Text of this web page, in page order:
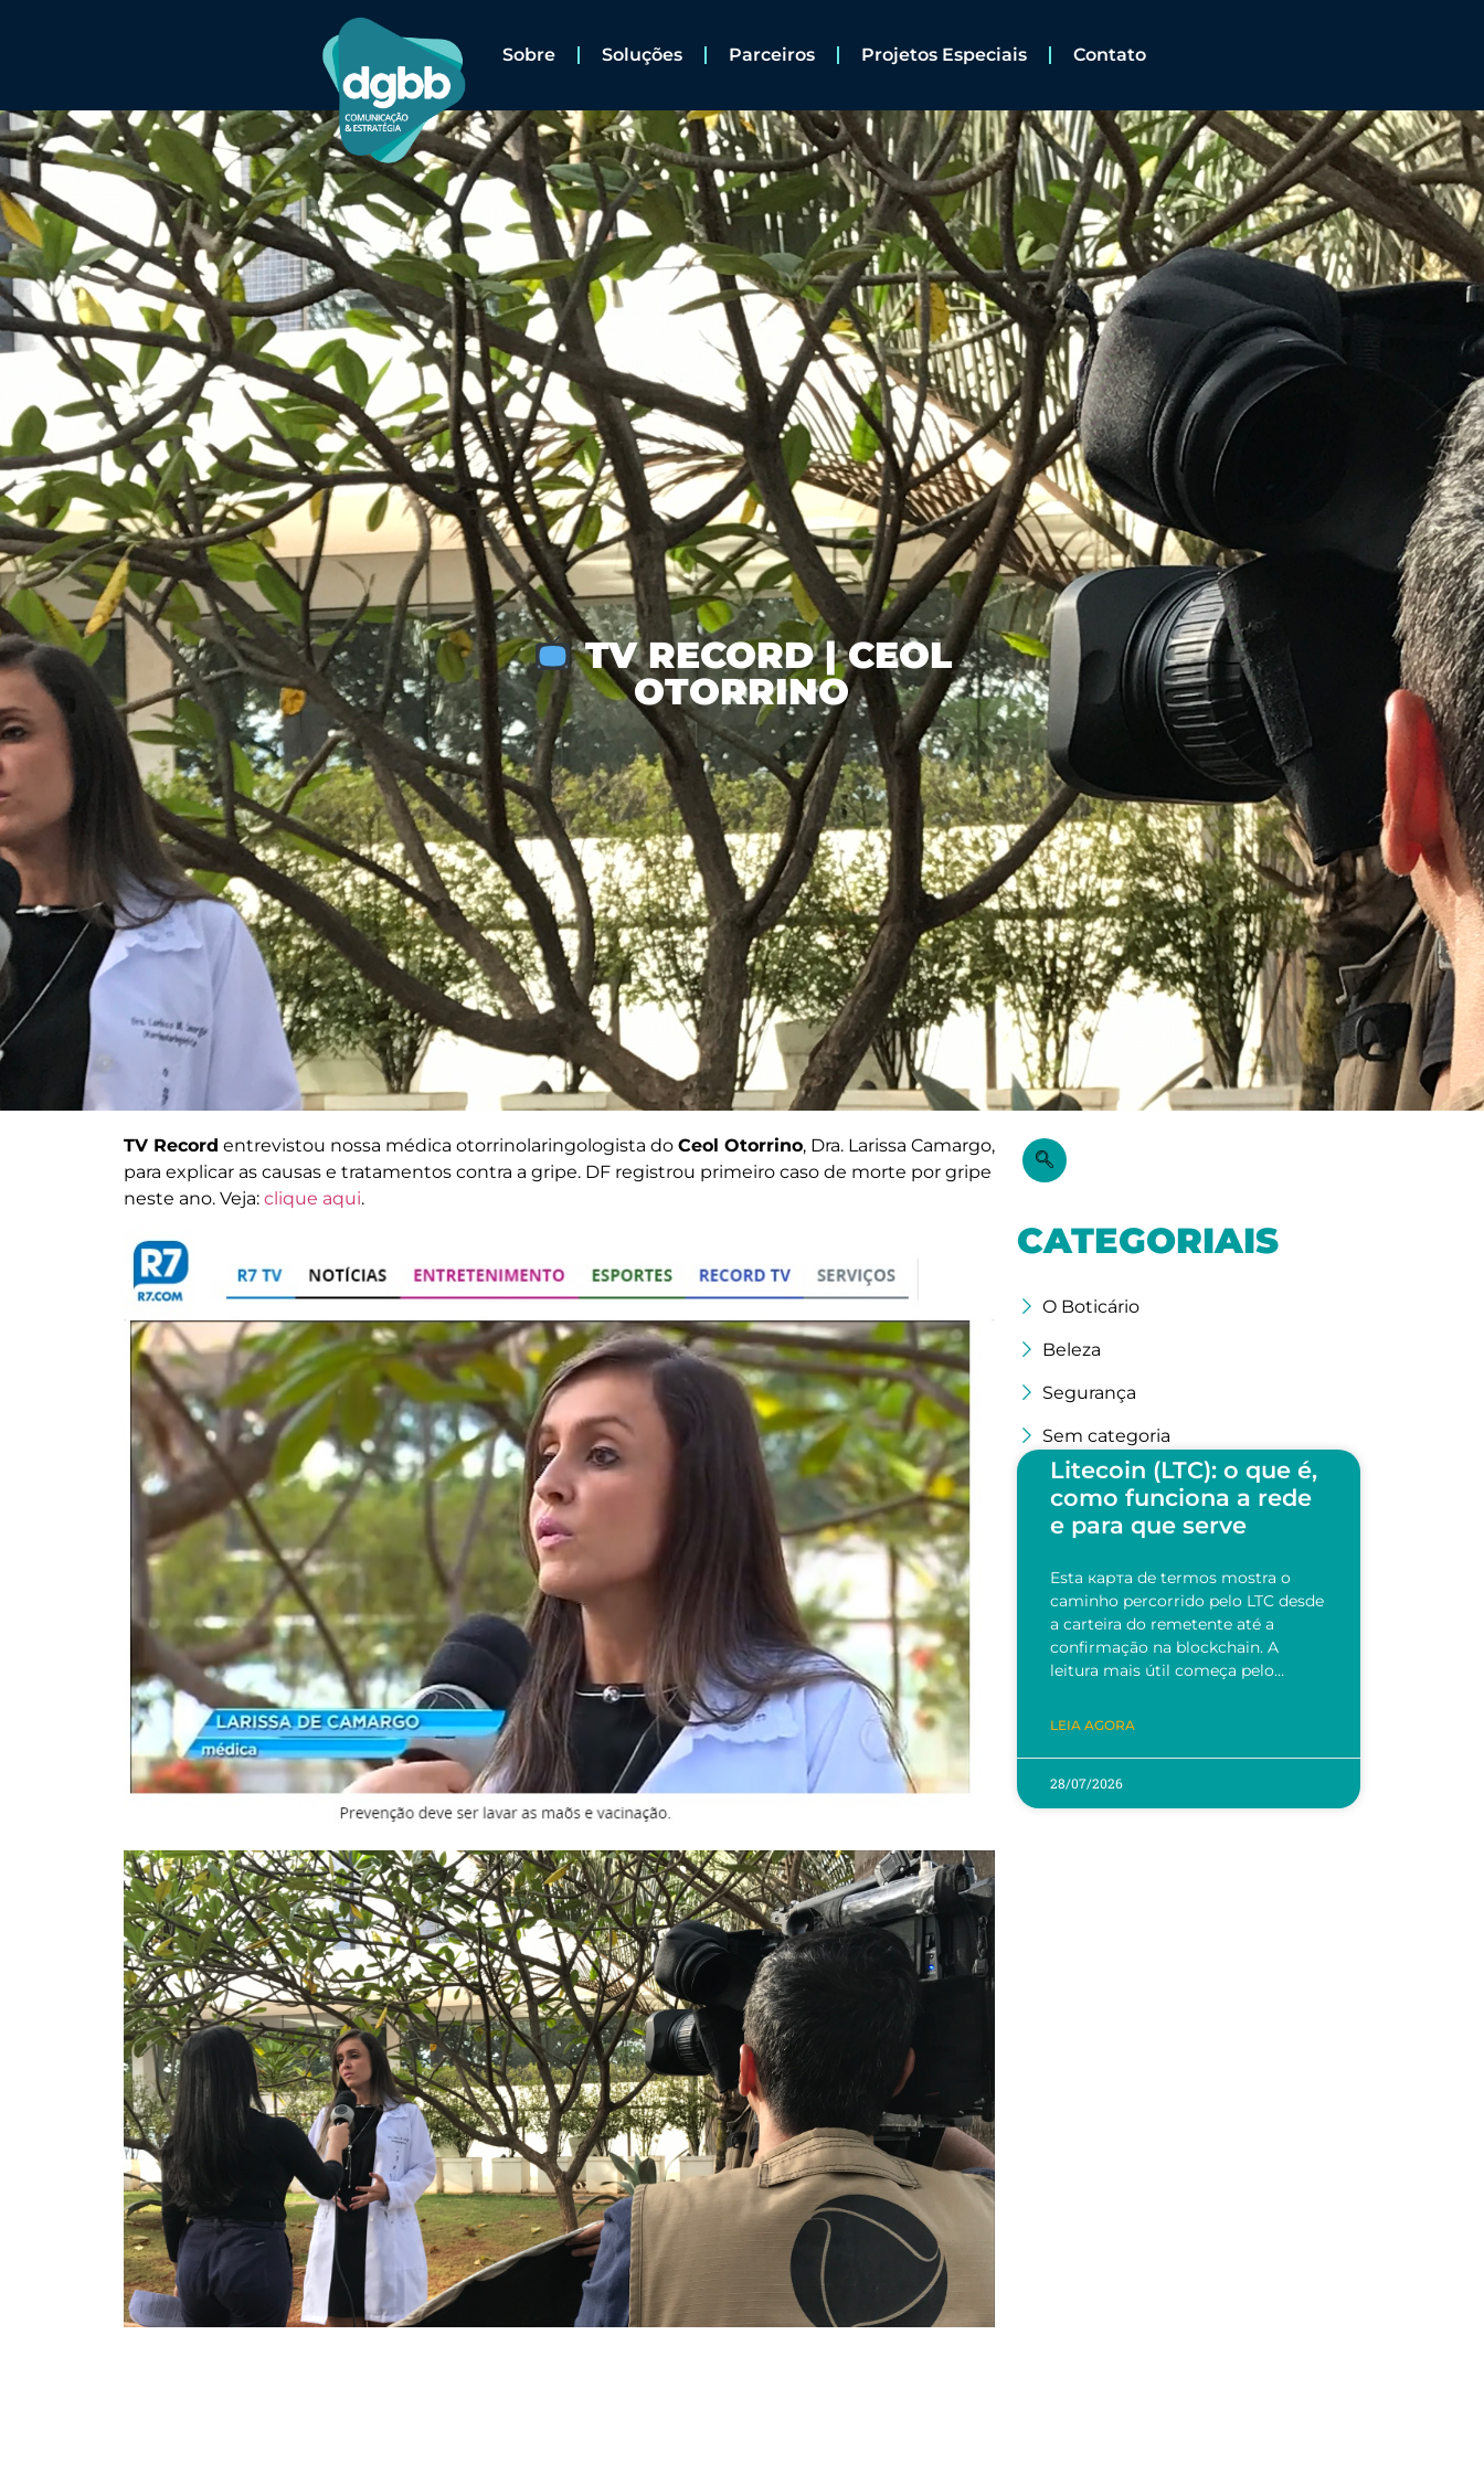
Sobre Soluções Parceiros Projetos Especiais Contato
TV RECORD | CEOL
OTORRINO
TV Record entrevistou nossa médica otorrinolaringologista do Ceol Otorrino, Dra. Larissa Camargo,
para explicar as causas e tratamentos contra a gripe. DF registrou primeiro caso de morte por gripe
neste ano. Veja: clique aqui.
CATEGORIAIS
O Boticário
Beleza
Segurança
Sem categoria
Litecoin (LTC): o que é,
como funciona a rede
e para que serve
Esta карта de termos mostra o
caminho percorrido pelo LTC desde
a carteira do remetente até a
confirmação na blockchain. A
leitura mais útil começa pelo…
LEIA AGORA
28/07/2026